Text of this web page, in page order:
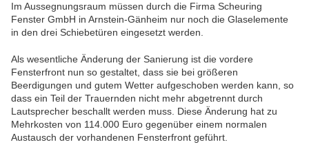
Im Aussegnungsraum müssen durch die Firma Scheuring
Fenster GmbH in Arnstein-Gänheim nur noch die Glaselemente
in den drei Schiebetüren eingesetzt werden.
Als wesentliche Änderung der Sanierung ist die vordere
Fensterfront nun so gestaltet, dass sie bei größeren
Beerdigungen und gutem Wetter aufgeschoben werden kann, so
dass ein Teil der Trauernden nicht mehr abgetrennt durch
Lautsprecher beschallt werden muss. Diese Änderung hat zu
Mehrkosten von 114.000 Euro gegenüber einem normalen
Austausch der vorhandenen Fensterfront geführt.